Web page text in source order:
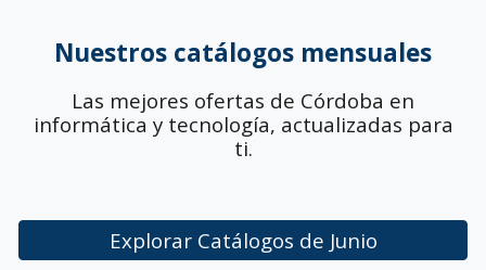
Nuestros catálogos mensuales
Las mejores ofertas de Córdoba en
informática y tecnología, actualizadas para
ti.
Explorar Catálogos de Junio